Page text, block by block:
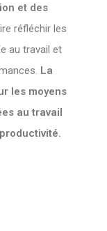
et des
réfléchir les
au travail et
La
les moyens
au travail